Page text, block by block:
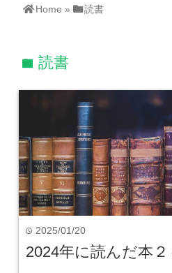
Home » 読書
folder 読書
time 2025/01/20
2024年に読んだ本